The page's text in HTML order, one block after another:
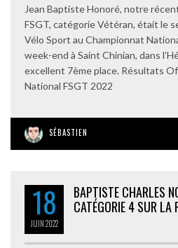
Jean Baptiste Honoré, notre
FSGT, catégorie Vétéran, était le
Vélo Sport au Championnat
week-end à Saint Chinian, dans
excellent 7ème place. Résultats
National FSGT 2022
SÉBASTIEN
18
JUIN2022
BAPTISTE CHARLES
CATÉGORIE 4 SUR LA